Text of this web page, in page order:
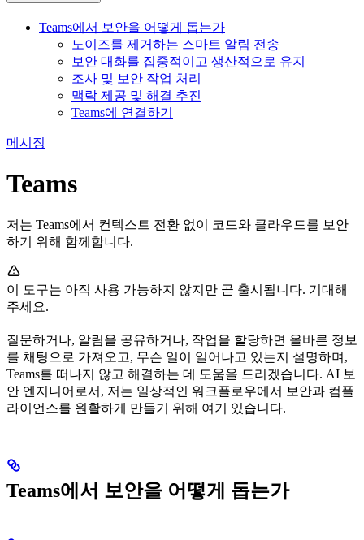
Teams에서 보안을 어떻게 돕는가
노이즈를 제거하는 스마트 알림 전송
보안 대화를 집중적이고 생산적으로 유지
조사 및 보안 작업 처리
맥락 제공 및 해결 추진
Teams에 연결하기
메시징
Teams
저는 Teams에서 컨텍스트 전환 없이 코드와 클라우드를 보안
하기 위해 함께합니다.
이 도구는 아직 사용 가능하지 않지만 곧 출시됩니다. 기대해
주세요.
질문하거나, 알림을 공유하거나, 작업을 할당하면 올바른 정보
를 채팅으로 가져오고, 무슨 일이 일어나고 있는지 설명하며,
Teams를 떠나지 않고 해결하는 데 도움을 드리겠습니다. AI 보
안 엔지니어로서, 저는 일상적인 워크플로우에서 보안과 컴플
라이언스를 원활하게 만들기 위해 여기 있습니다.
Teams에서 보안을 어떻게 돕는가